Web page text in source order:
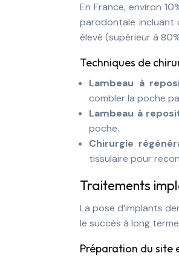
En France, environ
parodontale incluant
élevé (supérieur à
Techniques de
Lambeau à
combler la poche
Lambeau à
poche.
Chirurgie
tissulaire pour
Traitements
La pose d’implants
le succès à long
Préparation du site